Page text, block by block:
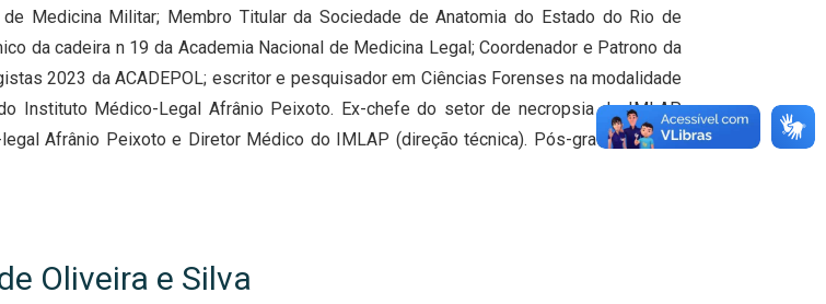
Medicina Militar; Membro Titular da Sociedade de Anatomia do Estado do Rio de
da cadeira n 19 da Academia Nacional de Medicina Legal; Coordenador e Patrono da
2023 da ACADEPOL; escritor e pesquisador em Ciências Forenses na modalidade
Instituto Médico-Legal Afrânio Peixoto. Ex-chefe do setor de necropsia do IMLAP.
Afrânio Peixoto e Diretor Médico do IMLAP (direção técnica). Pós-graduando em
Oliveira e Silva